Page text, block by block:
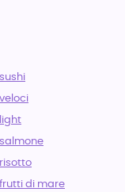
di mare